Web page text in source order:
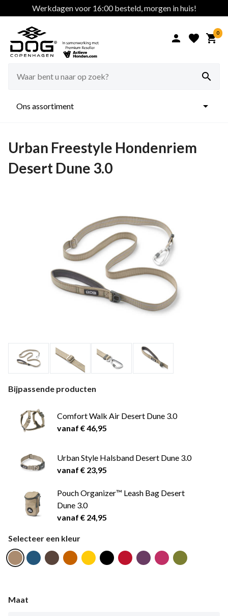
Werkdagen voor 16:00 besteld, morgen in huis!
  0

Ons assortiment 
Urban Freestyle Hondenriem
Desert Dune 3.0
Bijpassende producten
Comfort Walk Air Desert Dune 3.0
vanaf € 46,95
Urban Style Halsband Desert Dune 3.0
vanaf € 23,95
Pouch Organizer™ Leash Bag Desert
Dune 3.0
vanaf € 24,95
Selecteer een kleur
Maat